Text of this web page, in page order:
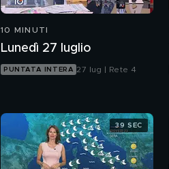
10 MINUTI
Lunedì 27 luglio
PUNTATA INTERA 27 lug | Rete 4
39 SEC